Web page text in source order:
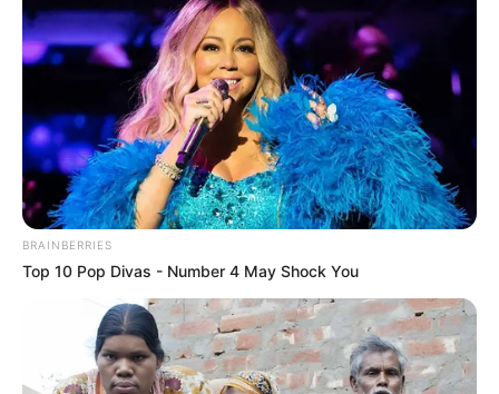
BRAINBERRIES
Top 10 Pop Divas - Number 4 May Shock You